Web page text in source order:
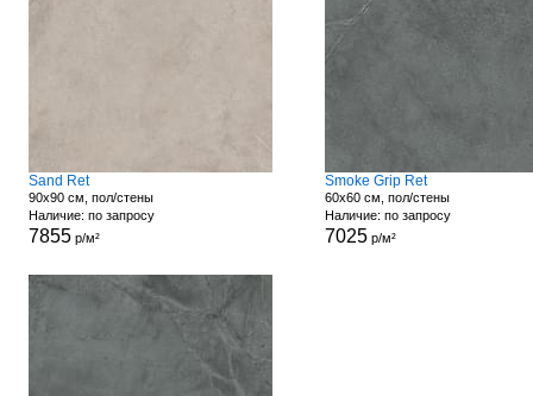
Sand Ret
90x90 см, пол/стены
Наличие: по запросу
7855р/м²
Smoke Grip Ret
60x60 см, пол/стены
Наличие: по запросу
7025р/м²